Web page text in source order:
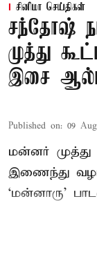
சினிமா செய்திகள்
சந்தோஷ்
முத்து
இசை
Published on: 09
மன்னர்
இணைந்து
‘மன்னாரு’